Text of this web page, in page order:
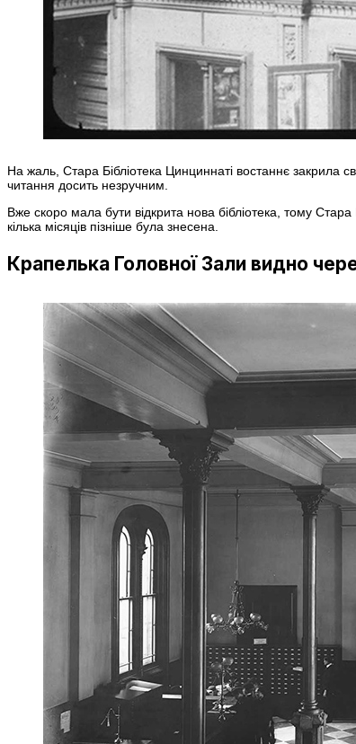
На жаль, Стара Бібліотека Цинциннаті востаннє закрила
читання досить незручним.
Вже скоро мала бути відкрита нова бібліотека, тому
кілька місяців пізніше була знесена.
Крапелька Головної Зали видно